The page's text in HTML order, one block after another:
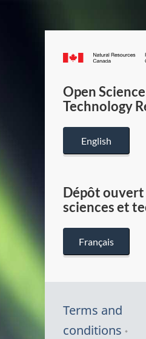
Open
Technology
English
Dépôt ouvert
sciences et
Français
Terms and
conditions